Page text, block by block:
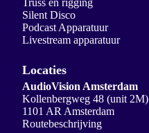
Truss en rigging
Silent Disco
Podcast Apparatuur
Livestream apparatuur
Locaties
AudioVision Amsterdam
Kollenbergweg 48 (unit 2M)
1101 AR Amsterdam
Routebeschrijving